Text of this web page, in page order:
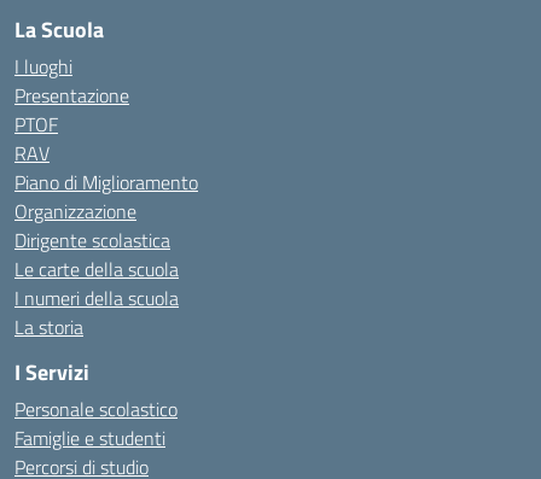
La Scuola
I luoghi
Presentazione
PTOF
RAV
Piano di Miglioramento
Organizzazione
Dirigente scolastica
Le carte della scuola
I numeri della scuola
La storia
I Servizi
Personale scolastico
Famiglie e studenti
Percorsi di studio